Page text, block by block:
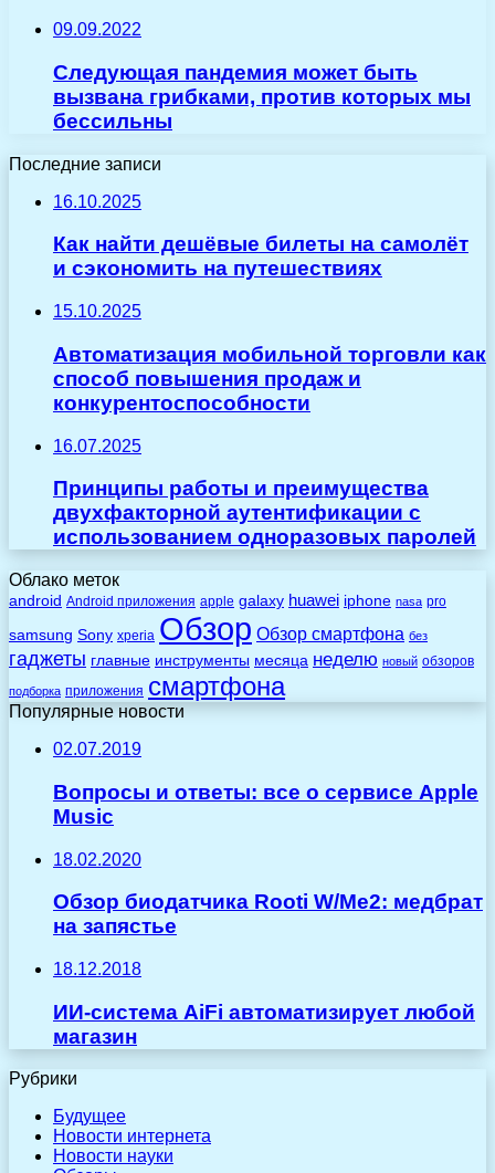
09.09.2022
Следующая пандемия может быть
вызвана грибками, против которых мы
бессильны
Последние записи
16.10.2025
Как найти дешёвые билеты на самолёт
и сэкономить на путешествиях
15.10.2025
Автоматизация мобильной торговли как
способ повышения продаж и
конкурентоспособности
16.07.2025
Принципы работы и преимущества
двухфакторной аутентификации с
использованием одноразовых паролей
Облако меток
android Android приложения apple galaxy huawei iphone nasa pro
samsung Sony xperia Обзор Обзор смартфона без
гаджеты главные инструменты месяца неделю новый обзоров
подборка приложения смартфона
Популярные новости
02.07.2019
Вопросы и ответы: все о сервисе Apple
Music
18.02.2020
Обзор биодатчика Rooti W/Me2: медбрат
на запястье
18.12.2018
ИИ-система AiFi автоматизирует любой
магазин
Рубрики
Будущее
Новости интернета
Новости науки